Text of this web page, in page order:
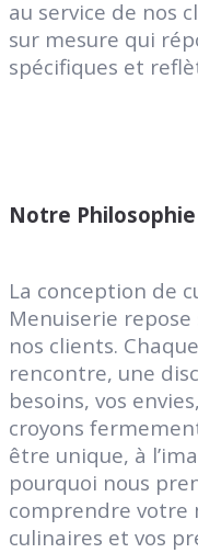
au service de nos
sur mesure qui
spécifiques et
Notre
La conception de
Menuiserie
nos clients.
rencontre, une
besoins, vos
croyons
être unique, à
pourquoi nous
comprendre votre
culinaires et vos